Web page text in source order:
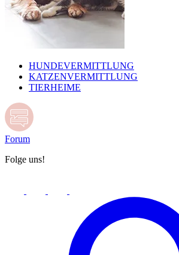
HUNDEVERMITTLUNG
KATZENVERMITTLUNG
TIERHEIME
Forum
Folge uns!